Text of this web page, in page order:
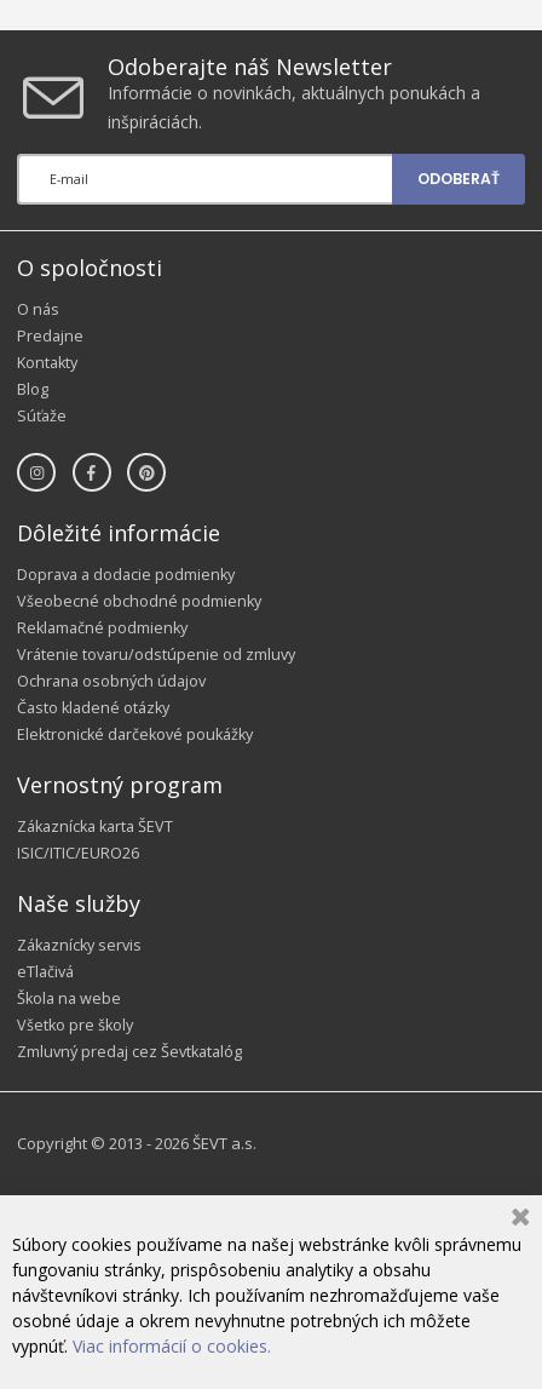
Odoberajte náš Newsletter
Informácie o novinkách, aktuálnych ponukách a
inšpiráciách.
ODOBERAŤ
O spoločnosti
O nás
Predajne
Kontakty
Blog
Súťaže
Dôležité informácie
Doprava a dodacie podmienky
Všeobecné obchodné podmienky
Reklamačné podmienky
Vrátenie tovaru/odstúpenie od zmluvy
Ochrana osobných údajov
Často kladené otázky
Elektronické darčekové poukážky
Vernostný program
Zákaznícka karta ŠEVT
ISIC/ITIC/EURO26
Naše služby
Zákaznícky servis
eTlačivá
Škola na webe
Všetko pre školy
Zmluvný predaj cez Ševtkatalóg
Copyright © 2013 - 2026 ŠEVT a.s.
Súbory cookies používame na našej webstránke kvôli správnemu
fungovaniu stránky, prispôsobeniu analytiky a obsahu
návštevníkovi stránky. Ich používaním nezhromažďujeme vaše
osobné údaje a okrem nevyhnutne potrebných ich môžete
vypnúť. Viac informácií o cookies.